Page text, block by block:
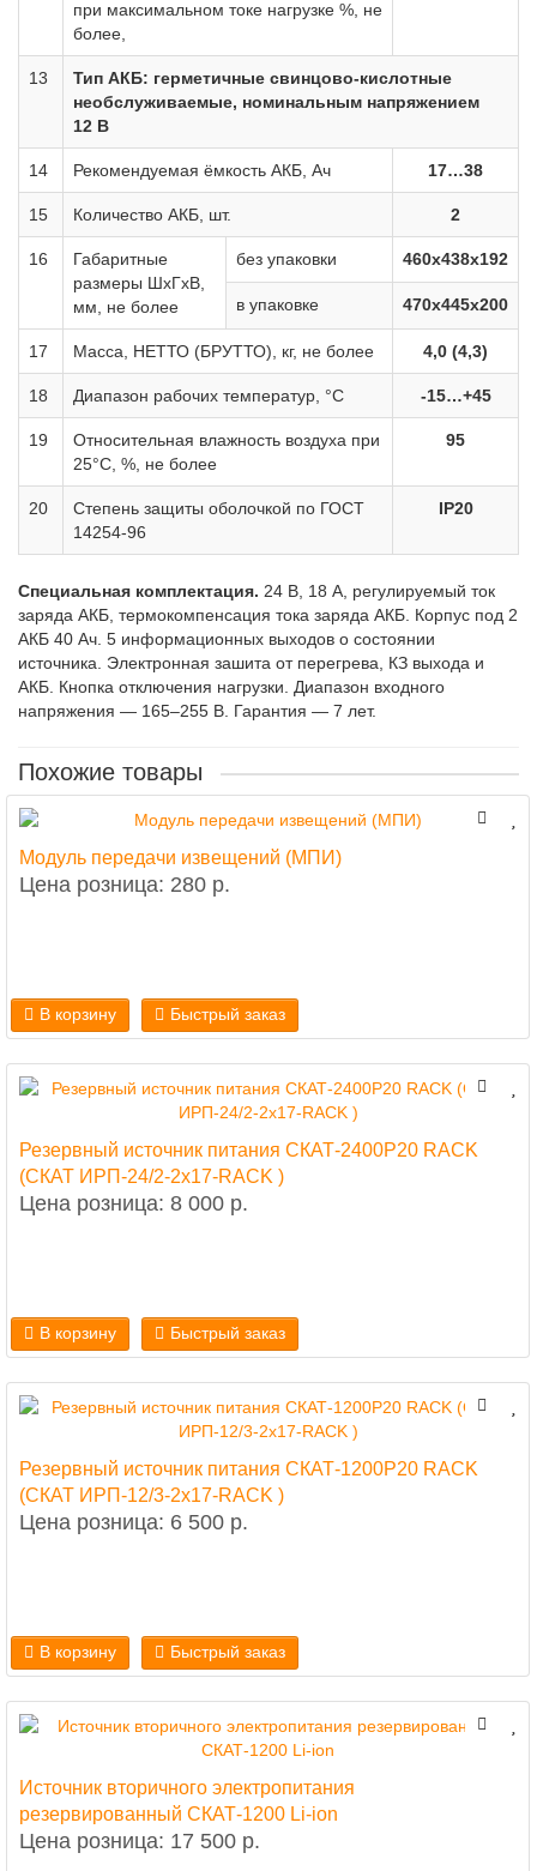
при максимальном токе нагрузке %, не
более,
13
Тип АКБ: герметичные свинцово-кислотные
необслуживаемые, номинальным напряжением
12 В
14 Рекомендуемая ёмкость АКБ, Ач 17…38
15 Количество АКБ, шт. 2
16
Габаритные
размеры ШхГхВ,
мм, не более
без упаковки 460х438х192
в упаковке 470х445х200
17 Масса, НЕТТО (БРУТТО), кг, не более 4,0 (4,3)
18 Диапазон рабочих температур, °С -15…+45
19
Относительная влажность воздуха при
25°С, %, не более
95
20
Степень защиты оболочкой по ГОСТ
14254-96
IP20
Специальная комплектация. 24 В, 18 А, регулируемый ток
заряда АКБ, термокомпенсация тока заряда АКБ. Корпус под 2
АКБ 40 Ач. 5 информационных выходов о состоянии
источника. Электронная зашита от перегрева, КЗ выхода и
АКБ. Кнопка отключения нагрузки. Диапазон входного
напряжения — 165–255 В. Гарантия — 7 лет.
Похожие товары
Модуль передачи извещений (МПИ)
Цена розница: 280 р.
В корзину Быстрый заказ
Резервный источник питания СКАТ-2400Р20 RACK
(СКАТ ИРП-24/2-2x17-RACK )
Цена розница: 8 000 р.
В корзину Быстрый заказ
Резервный источник питания СКАТ-1200Р20 RACK
(СКАТ ИРП-12/3-2x17-RACK )
Цена розница: 6 500 р.
В корзину Быстрый заказ
Источник вторичного электропитания
резервированный СКАТ-1200 Li-ion
Цена розница: 17 500 р.